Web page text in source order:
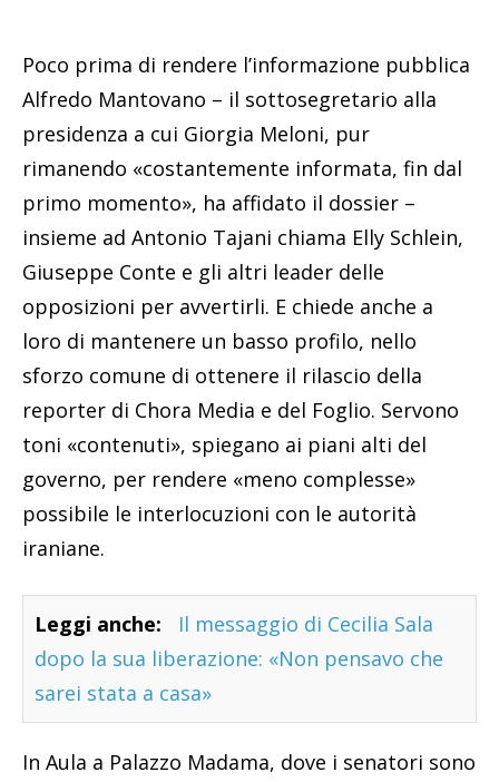
Poco prima di rendere l’informazione pubblica
Alfredo Mantovano – il sottosegretario alla
presidenza a cui Giorgia Meloni, pur
rimanendo «costantemente informata, fin dal
primo momento», ha affidato il dossier –
insieme ad Antonio Tajani chiama Elly Schlein,
Giuseppe Conte e gli altri leader delle
opposizioni per avvertirli. E chiede anche a
loro di mantenere un basso profilo, nello
sforzo comune di ottenere il rilascio della
reporter di Chora Media e del Foglio. Servono
toni «contenuti», spiegano ai piani alti del
governo, per rendere «meno complesse»
possibile le interlocuzioni con le autorità
iraniane.
Leggi anche:
Il messaggio di Cecilia Sala
dopo la sua liberazione: «Non pensavo che
sarei stata a casa»
In Aula a Palazzo Madama, dove i senatori sono